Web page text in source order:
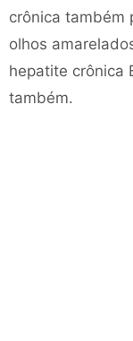
crônica também
olhos
hepatite crônica
também.